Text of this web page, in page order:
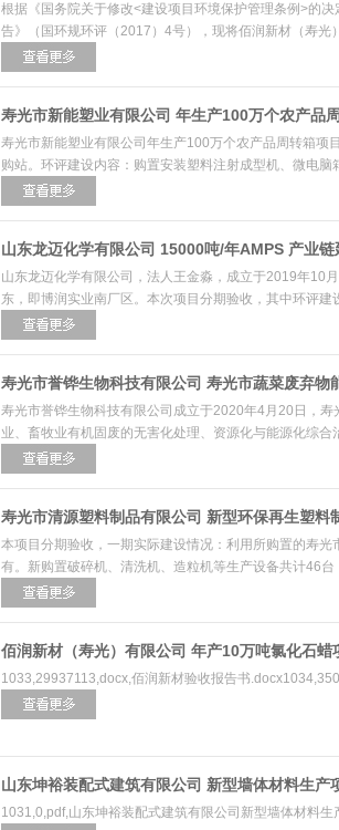
根据《国务院关于修改<建设项目环境保护管理条例>的
告》（国环规环评（2017）4号），现将佰润新材（寿
寿光市新能塑业有限公司 年生产100万个农产品
寿光市新能塑业有限公司年生产100万个农产品周转箱项
购站。环评建设内容：购置安装塑料注射成型机、微电
山东龙迈化学有限公司 15000吨/年AMPS 产业链
山东龙迈化学有限公司，法人王金淼，成立于2019年10
东，即博润实业南厂区。本次项目分期验收，其中环评
寿光市誉铧生物科技有限公司 寿光市蔬菜废弃
寿光市誉铧生物科技有限公司成立于2020年4月20日，
业、畜牧业有机固废的无害化处理、资源化与能源化综
寿光市清源塑料制品有限公司 新型环保再生塑料
本项目分期验收，一期实际建设情况：利用所购置的寿
有。新购置破碎机、清洗机、造粒机等生产设备共计46
佰润新材（寿光）有限公司 年产10万吨氯化石蜡
1033,29937113,docx,佰润新材验收报告书
山东坤裕装配式建筑有限公司 新型墙体材料生产
1031,0,pdf,山东坤裕装配式建筑有限公司新型墙体材料